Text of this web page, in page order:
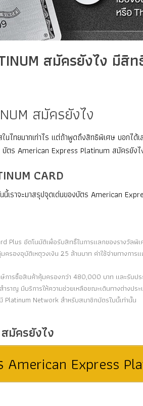
สมัครยังไง มีสิ
สมัครยังไง
ทยมากเท่าไร แต่ถ้าพูดถึงสิทธิพิเศษ บอกได้เ
บัตร American Express Platinum สมัครยัง
CARD
ราจะมาสรุปจุดเด่นของบัตร American
Plus อัตโนมัติเพื่อรับสิทธิ์ในการแลกของรางวัลพิ
ครองอุบัติเหตุวงเงิน 25 ล้านบาท ค่าใช้จ่ายทางก
ารซื้อสินค้าคุ้มครองกว่า 480,000 บาท และรับป
ราญ มีบริการให้ความช่วยเหลือขณะเดินทางต่างปร
Network สำหรับสมาชิกบัตรใบนี้เท่านั้น
มัครยังไง
American Express